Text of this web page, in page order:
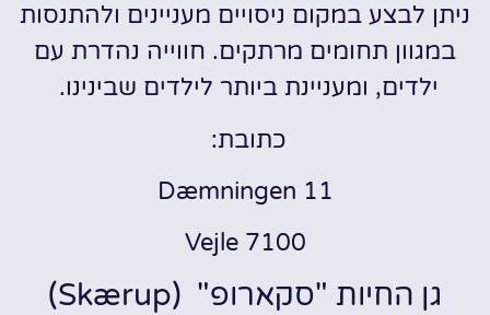
ניתן לבצע במקום ניסויים מעניינים ולהתנסות
במגוון תחומים מרתקים. חווייה נהדרת עם
ילדים, ומעניינת ביותר לילדים שבינינו.
כתובת:
Dæmningen 11
7100 Vejle
גן החיות "סקארופ" (Skærup)